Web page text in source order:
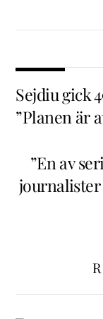
Sejdiu gick
”Planen är
”En av